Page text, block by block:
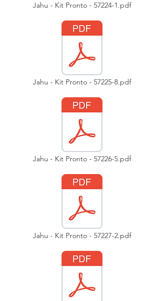
Jahu - Kit Pronto - 57224-1.pdf
Jahu - Kit Pronto - 57225-8.pdf
Jahu - Kit Pronto - 57226-5.pdf
Jahu - Kit Pronto - 57227-2.pdf